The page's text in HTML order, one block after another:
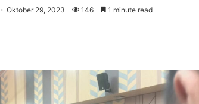
Oktober 29, 2023 146 1 minute read